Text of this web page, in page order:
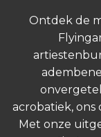
Ontdek de
acrobatiek, ons
Met onze